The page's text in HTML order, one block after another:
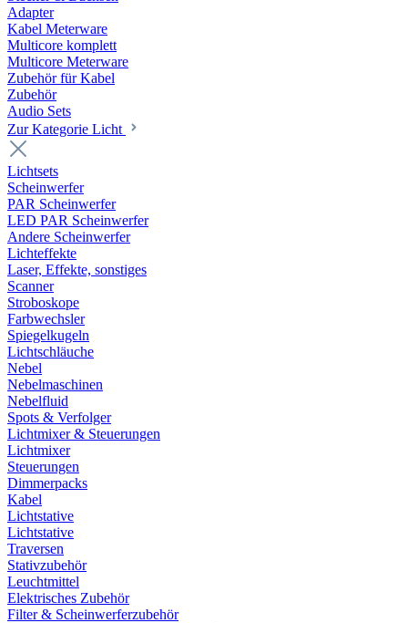
Adapter
Kabel Meterware
Multicore komplett
Multicore Meterware
Zubehör für Kabel
Zubehör
Audio Sets
Zur Kategorie Licht
Lichtsets
Scheinwerfer
PAR Scheinwerfer
LED PAR Scheinwerfer
Andere Scheinwerfer
Lichteffekte
Laser, Effekte, sonstiges
Scanner
Stroboskope
Farbwechsler
Spiegelkugeln
Lichtschläuche
Nebel
Nebelmaschinen
Nebelfluid
Spots & Verfolger
Lichtmixer & Steuerungen
Lichtmixer
Steuerungen
Dimmerpacks
Kabel
Lichtstative
Lichtstative
Traversen
Stativzubehör
Leuchtmittel
Elektrisches Zubehör
Filter & Scheinwerferzubehör